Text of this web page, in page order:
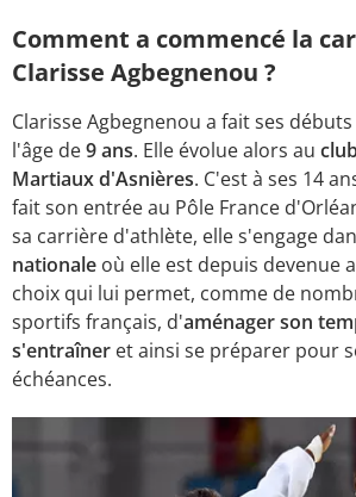
Comment a commencé la
Clarisse Agbegnenou ?
Clarisse Agbegnenou a fait ses
l'âge de9 ans. Elle évolue alors au
Martiaux d'Asnières. C'est à ses 14
fait son entrée au Pôle France
sa carrière d'athlète, elle s'engage
nationale où elle est depuis devenue
choix qui lui permet, comme de
sportifs français, d'aménager son
s'entraîner et ainsi se préparer pour
échéances.